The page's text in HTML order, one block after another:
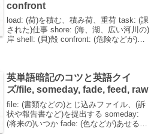
confront
load: (荷)を積む、積み荷、重荷 task: (課
された)仕事 shore: (海、湖、広い河川の)
岸 shell: (貝)殻 confront: (危険などが)～
英単語暗記のコツと英語クイ
ズ/file, someday, fade, feed, raw
file: (書類などの)とじ込みファイル、(訴
状や報告書など)を提出する someday:
(将来の)いつか fade: (色などが)あせる、